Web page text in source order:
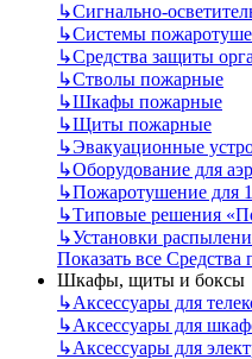
↳Сигнально-
↳Системы
↳Средства защиты
↳Стволы пожарные
↳Шкафы пожарные
↳Щиты пожарные
↳Эвакуационные
↳Оборудование для
↳Пожаротушение для
↳Типовые решения
↳Установки
Показать все
Шкафы, щиты и боксы
↳Аксессуары для
↳Аксессуары для
↳Аксессуары для